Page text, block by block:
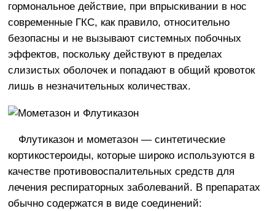
гормональное действие, при впрыскивании в нос
современные ГКС, как правило, относительно
безопасны и не вызывают системных побочных
эффектов, поскольку действуют в пределах
слизистых оболочек и попадают в общий кровоток
лишь в незначительных количествах.
Флутиказон и мометазон — синтетические
кортикостероиды, которые широко используются в
качестве противовоспалительных средств для
лечения респираторных заболеваний. В препаратах
обычно содержатся в виде соединений: